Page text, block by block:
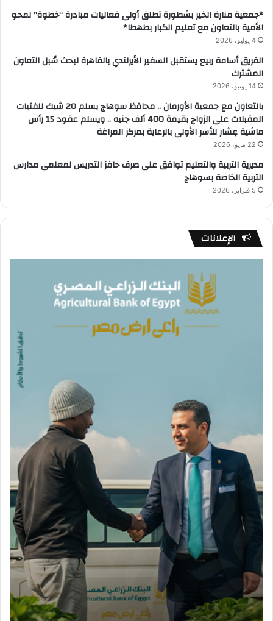
*جمعية منارة الخير بشطورة تطلق أولى فعاليات مبادرة “خطوة” لمحو
الأمية بالتعاون مع تعليم الكبار بطهطا*
4 يوليو، 2026
الفريق أسامة ربيع يستقبل السفير الأيرلندي بالقاهرة لبحث سُبل التعاون
المشترك
14 يونيو، 2026
بالتعاون مع جمعية الأورمان .. محافظ سوهاج يسلم 20 شيك للفتيات
المقبلات على الزواج بقيمة 400 ألف جنيه .. ويسلم عقود 15 رأس
ماشية عِشار للأسر الأولى بالرعاية بمركز المراغة
22 مايو، 2026
مديرية التربية والتعليم توافق على صرف حافز التدريس لمعلمى مدارس
التربية الخاصة بسوهاج
5 فبراير، 2026
الإعلانات